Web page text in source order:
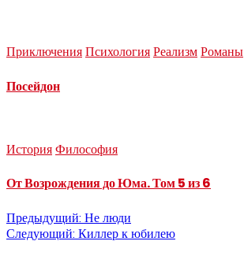
Приключения Психология Реализм Романы
Посейдон
История Философия
От Возрождения до Юма. Том 5 из 6
Навигация
Предыдущий: Не люди
Следующий: Киллер к юбилею